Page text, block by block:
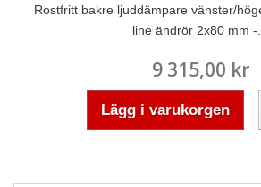
Rostfritt bakre ljuddämpare vänster/
line ändrör 2x80 mm -...
9 315,00 kr
Lägg i varukorgen